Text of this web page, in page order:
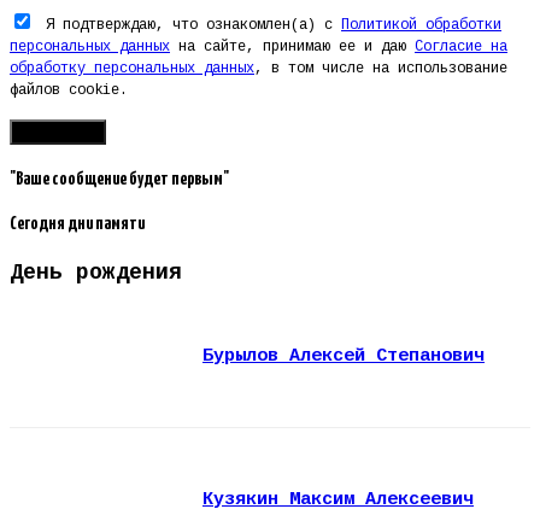
Я подтверждаю, что ознакомлен(а) с
Политикой обработки
персональных данных на сайте, принимаю ее и даю Согласие на
обработку персональных данных, в том числе на использование
файлов cookie.
"Ваше сообщение будет первым"
Сегодня дни памяти
День рождения
Бурылов Алексей Степанович
Кузякин Максим Алексеевич